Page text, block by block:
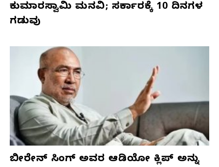
ಕುಮಾರಸ್ವಾಮಿ ಮನವಿ; ಸರ್ಕಾರಕ್ಕೆ 10 ದಿನಗಳ
ಗಡುವು
ಬೀರೇನ್ ಸಿಂಗ್ ಅವರ ಆಡಿಯೋ ಕ್ಲಿಪ್ ಅನ್ನು